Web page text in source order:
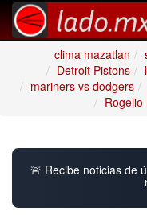
clima mazatlan
Detroit Pistons
mariners vs dodgers
🚨 Recibe noticias de